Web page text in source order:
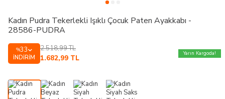
Kadın Pudra Tekerlekli Işıklı Çocuk Paten Ayakkabı -
28586-PUDRA
%33
İNDIRIM
2.518,99TL
1.682,99 TL
Yarın Kargoda!